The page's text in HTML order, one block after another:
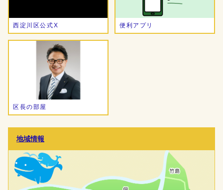
西淀川区公式X 便利アプリ
区長の部屋
地域情報